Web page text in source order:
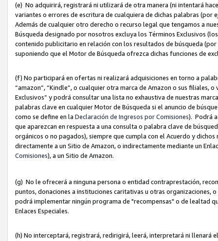
(e) No adquirirá, registrará ni utilizará de otra manera (ni intentará
variantes o errores de escritura de cualquiera de dichas palabras (por
Además de cualquier otro derecho o recurso legal que tengamos a
Búsqueda designado por nosotros excluya los Términos Exclusivos
contenido publicitario en relación con los resultados de búsqueda
suponiendo que el Motor de Búsqueda ofrezca dichas funciones de
(f) No participará en ofertas ni realizará adquisiciones en torno a
“amazon”, “Kindle”, o cualquier otra marca de Amazon o sus filiales,
Exclusivos” y podrá consultar una lista no exhaustiva de nuestras
palabras clave en cualquier Motor de Búsqueda si el anuncio de
como se define en la Declaración de Ingresos por Comisiones). Podrá
que aparezcan en respuesta a una consulta o palabra clave de
orgánicos o no pagados), siempre que cumpla con el Acuerdo y
directamente a un Sitio de Amazon, o indirectamente mediante un
Comisiones), a un Sitio de Amazon.
(g) No le ofrecerá a ninguna persona o entidad contraprestación,
puntos, donaciones a instituciones caritativas u otras organizaciones,
podrá implementar ningún programa de "recompensas" o de lealtad
Enlaces Especiales.
(h) No interceptará, registrará, redirigirá, leerá, interpretará ni